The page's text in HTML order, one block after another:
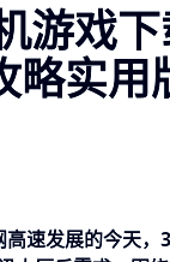
游戏
略实用
高速发展的今天